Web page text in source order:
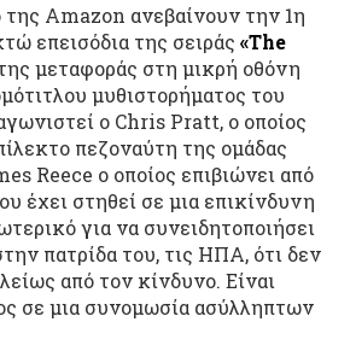
Amazon ανεβαίνουν την 1η
επεισόδια της σειράς «The
μεταφοράς στη μικρή οθόνη
μυθιστορήματος του
ο Chris Pratt, ο οποίος
πεζοναύτη της ομάδας
Reece ο οποίος επιβιώνει από
έχει στηθεί σε μια επικίνδυνη
για να συνειδητοποιήσει
πατρίδα του, τις ΗΠΑ, ότι δεν
από τον κίνδυνο. Είναι
σε μια συνομωσία ασύλληπτων